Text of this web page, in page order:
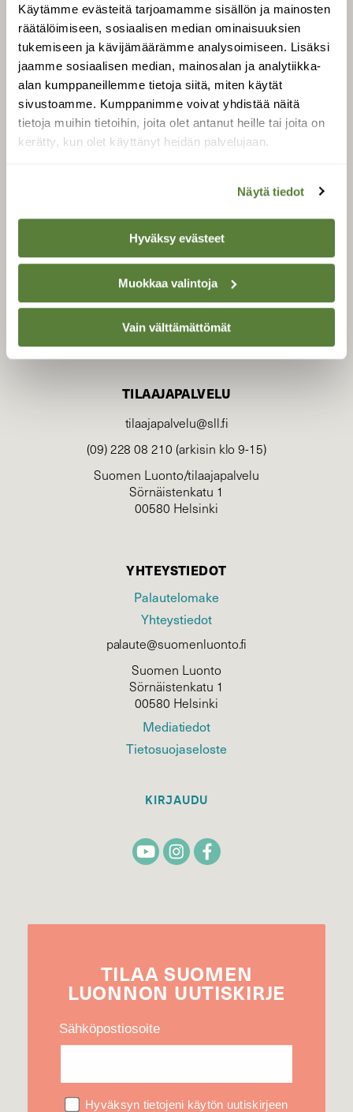
Käytämme evästeitä tarjoamamme sisällön ja mainosten
räätälöimiseen, sosiaalisen median ominaisuuksien
tukemiseen ja kävijämäärämme analysoimiseen. Lisäksi
jaamme sosiaalisen median, mainosalan ja analytiikka-
alan kumppaneillemme tietoja siitä, miten käytät
sivustoamme. Kumppanimme voivat yhdistää näitä
tietoja muihin tietoihin, joita olet antanut heille tai joita on
kerätty, kun olet käyttänyt heidän palvelujaan.
Näytä tiedot
Hyväksy evästeet
Muokkaa valintoja
Vain välttämättömät
Äänestä parasta juttua
Tilaa uutiskirje
SUOMEN LUONNON­
SUOJELU­LIITTO
Suomen Luonto -lehden
luonnonsuojelu­liitto.
TILAAJAPALVELU
tilaajapalvelu@sll.fi
(09) 228 08 210 (arkisin klo 9-15)
Suomen Luonto/tilaajapalvelu
Sörnäistenkatu 1
00580 Helsinki
YHTEYSTIEDOT
Palautelomake
Yhteystiedot
palaute@suomenluonto.fi
Suomen Luonto
Sörnäistenkatu 1
00580 Helsinki
Mediatiedot
Tietosuojaseloste
KIRJAUDU
TILAA SUOMEN
LUONNON UUTIS­KIRJE
Sähköpostiosoite
Hyväksyn tietojeni käytön uutiskirjeen